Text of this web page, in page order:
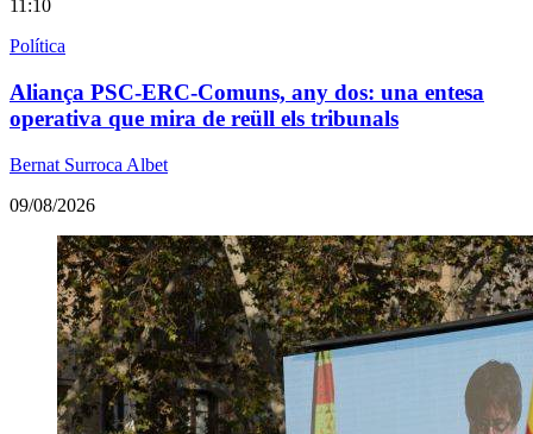
11:10
Política
Aliança PSC-ERC-Comuns, any dos: una entesa
operativa que mira de reüll els tribunals
Bernat Surroca Albet
09/08/2026